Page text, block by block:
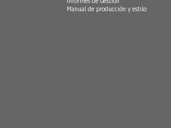
Manual de producción y estilo